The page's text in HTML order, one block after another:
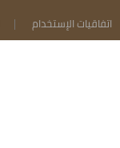
اتفاقيات الإستخدام